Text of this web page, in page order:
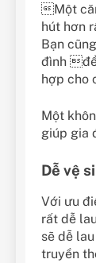
Một căn
hút hơn
Bạn
đình
hợp cho
Một
giúp gia
Dễ vệ
Với ưu
rất dễ
sẽ dễ
truyền